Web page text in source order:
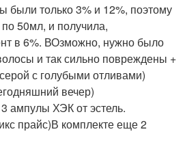
были только 3% и 12%, поэтому
50мл, и получила,
в 6%. ВОзможно, нужно было
и так сильно повреждены +
с голубыми отливами)
вечер)
ампулы ХЭК от эстель.
прайс)В комплекте еще 2